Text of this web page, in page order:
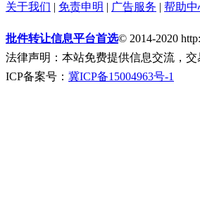
关于我们 | 免责申明 | 广告服务 | 帮助中
批件转让信息平台首选© 2014-2020
法律声明：本站免费提供信息交流，
ICP备案号： 冀ICP备15004963号-1